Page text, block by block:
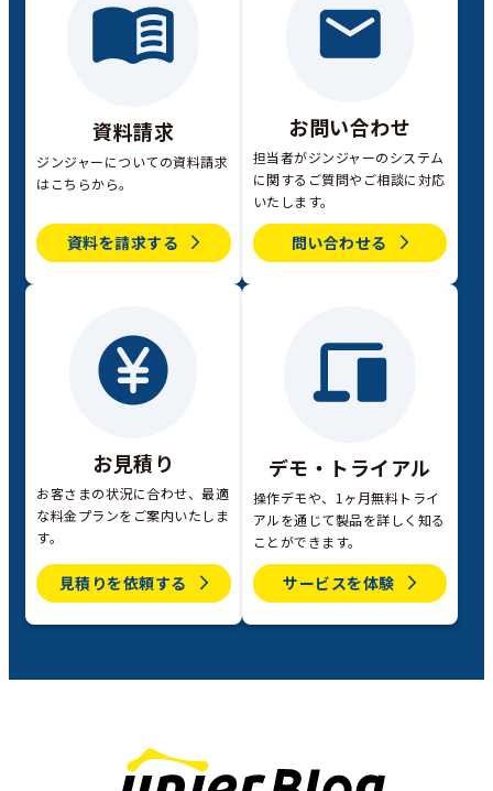
資料請求
ジンジャーについての資料請求
はこちらから。
資料を請求する
お問い合わせ
担当者がジンジャーのシステム
に関するご質問やご相談に対応
いたします。
問い合わせる
お見積り
お客さまの状況に合わせ、最適
な料金プランをご案内いたしま
す。
見積りを依頼する
デモ・トライアル
操作デモや、1ヶ月無料トライ
アルを通じて製品を詳しく知る
ことができます。
サービスを体験